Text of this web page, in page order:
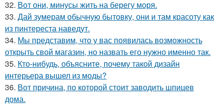
32. Вот они, минусы жить на берегу моря.
33. Дай зумерам обычную бытовку, они и там красоту как
из пинтереста наведут.
34. Мы представим, что у вас появилась возможность
открыть свой магазин, но назвать его нужно именно так.
35. Кто-нибудь, объясните, почему такой дизайн
интерьера вышел из моды?
36. Вот причина, по которой стоит заводить шпицев
дома.